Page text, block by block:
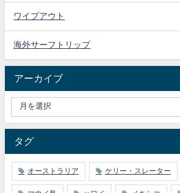
ワイプアウト
海外サーフトリップ
アーカイブ
タグ
オーストラリア ケリー・スレーター